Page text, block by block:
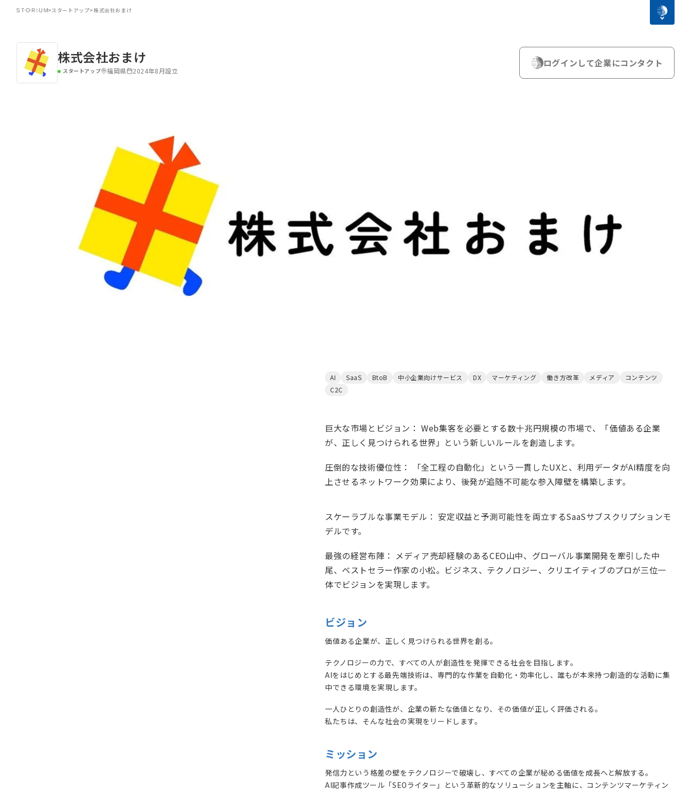
>スタートアップ>株式会社おまけ
株式会社おまけ
スタートアップ 福岡県 2024年8月設立
ログインして企業にコンタクト
AI SaaS BtoB 中小企業向けサービス DX マーケティング 働き方改革 メディア
コンテンツ
C2C
巨大な市場とビジョン： Web集客を必要とする数十兆円規模の市場で、「価値ある企業
が、正しく見つけられる世界」という新しいルールを創造します。
圧倒的な技術優位性： 「全工程の自動化」という一貫したUXと、利用データがAI精度を向
上させるネットワーク効果により、後発が追随不可能な参入障壁を構築します。
スケーラブルな事業モデル： 安定収益と予測可能性を両立するSaaSサブスクリプションモ
デルです。
最強の経営布陣： メディア売却経験のあるCEO山中、グローバル事業開発を牽引した中
尾、ベストセラー作家の小松。ビジネス、テクノロジー、クリエイティブのプロが三位一
体でビジョンを実現します。
ビジョン
価値ある企業が、正しく見つけられる世界を創る。
テクノロジーの力で、すべての人が創造性を発揮できる社会を目指します。
AIをはじめとする最先端技術は、専門的な作業を自動化・効率化し、誰もが本来持つ創造的な活動に集
中できる環境を実現します。
一人ひとりの創造性が、企業の新たな価値となり、その価値が正しく評価される。
私たちは、そんな社会の実現をリードします。
ミッション
発信力という格差の壁をテクノロジーで破壊し、すべての企業が秘める価値を成長へと解放する。
AI記事作成ツール「SEOライター」という革新的なソリューションを主軸に、コンテンツマーケティン